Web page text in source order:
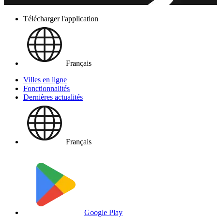
Télécharger l'application
Français
Villes en ligne
Fonctionnalités
Dernières actualités
Français
Google Play